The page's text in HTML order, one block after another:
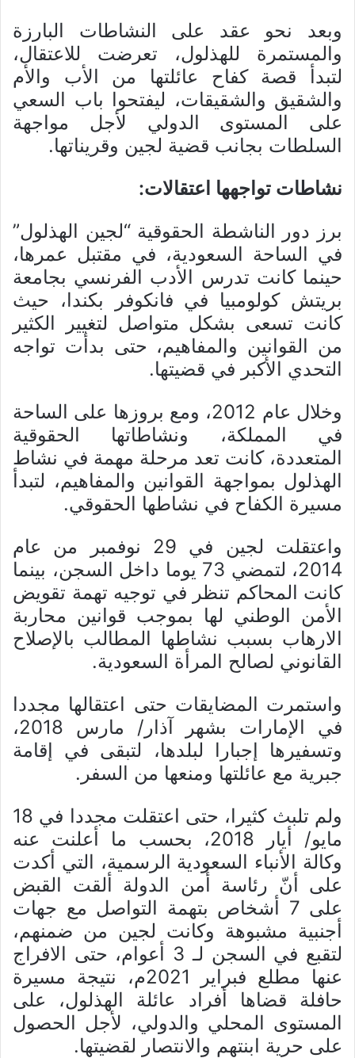
وبعد نحو عقد على النشاطات البارزة
والمستمرة للهذلول، تعرضت للاعتقال،
لتبدأ قصة كفاح عائلتها من الأب والأم
والشقيق والشقيقات، ليفتحوا باب السعي
على المستوى الدولي لأجل مواجهة
السلطات بجانب قضية لجين وقريناتها.
نشاطات تواجهها اعتقالات:
برز دور الناشطة الحقوقية “لجين الهذلول”
في الساحة السعودية، في مقتبل عمرها،
حينما كانت تدرس الأدب الفرنسي بجامعة
بريتش كولومبيا في فانكوفر بكندا، حيث
كانت تسعى بشكل متواصل لتغيير الكثير
من القوانين والمفاهيم، حتى بدأت تواجه
التحدي الأكبر في قضيتها.
وخلال عام 2012، ومع بروزها على الساحة
في المملكة، ونشاطاتها الحقوقية
المتعددة، كانت تعد مرحلة مهمة في نشاط
الهذلول بمواجهة القوانين والمفاهيم، لتبدأ
مسيرة الكفاح في نشاطها الحقوقي.
واعتقلت لجين في 29 نوفمبر من عام
2014، لتمضي 73 يوما داخل السجن، بينما
كانت المحاكم تنظر في توجيه تهمة تقويض
الأمن الوطني لها بموجب قوانين محاربة
الارهاب بسبب نشاطها المطالب بالإصلاح
القانوني لصالح المرأة السعودية.
واستمرت المضايقات حتى اعتقالها مجددا
في الإمارات بشهر آذار/ مارس 2018،
وتسفيرها إجبارا لبلدها، لتبقى في إقامة
جبرية مع عائلتها ومنعها من السفر.
ولم تلبث كثيرا، حتى اعتقلت مجددا في 18
مايو/ أيار 2018، بحسب ما أعلنت عنه
وكالة الأنباء السعودية الرسمية، التي أكدت
على أنّ رئاسة أمن الدولة ألقت القبض
على 7 أشخاص بتهمة التواصل مع جهات
أجنبية مشبوهة وكانت لجين من ضمنهم،
لتقبع في السجن لـ 3 أعوام، حتى الافراج
عنها مطلع فبراير 2021م، نتيجة مسيرة
حافلة قضاها أفراد عائلة الهذلول، على
المستوى المحلي والدولي، لأجل الحصول
على حرية ابنتهم والانتصار لقضيتها.